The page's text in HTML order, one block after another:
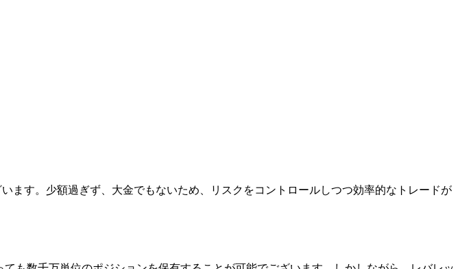
ます。少額過ぎず、大金でもないため、リスクをコントロールしつつ効率的なトレードが